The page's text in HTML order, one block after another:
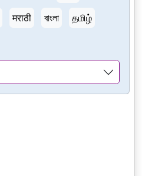
मराठी বাংলা
தமிழ்